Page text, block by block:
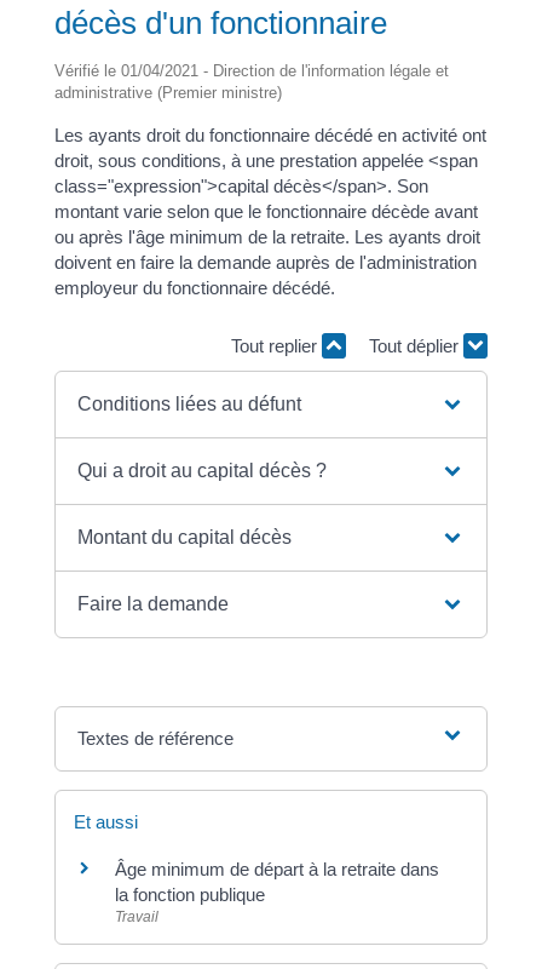
décès d'un fonctionnaire
Vérifié le 01/04/2021 - Direction de l'information légale et
administrative (Premier ministre)
Les ayants droit du fonctionnaire décédé en activité ont
droit, sous conditions, à une prestation appelée <span
class="expression">capital décès</span>. Son
montant varie selon que le fonctionnaire décède avant
ou après l'âge minimum de la retraite. Les ayants droit
doivent en faire la demande auprès de l'administration
employeur du fonctionnaire décédé.
Tout replier Tout déplier
Conditions liées au défunt
Qui a droit au capital décès ?
Montant du capital décès
Faire la demande
Textes de référence
Et aussi
Âge minimum de départ à la retraite dans
la fonction publique
Travail